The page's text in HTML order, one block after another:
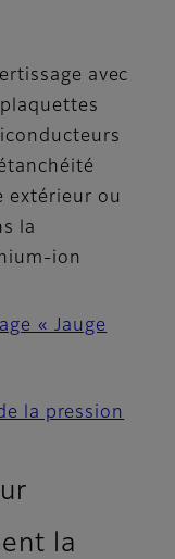
avec
extérieur ou
la
ion
« Jauge
la pression
la